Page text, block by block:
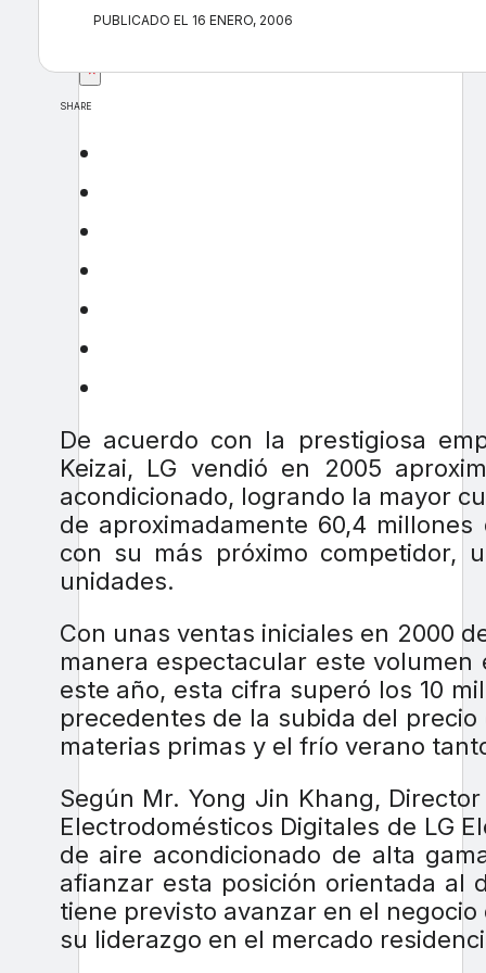
×
PUBLICADO EL 16 ENERO, 2006
SHARE
De acuerdo con la prestigiosa
Keizai, LG vendió en 2005
acondicionado, logrando la mayor
de aproximadamente 60,4
con su más próximo competidor,
unidades.
Con unas ventas iniciales en 2000
manera espectacular este
este año, esta cifra superó los 10
precedentes de la subida del
materias primas y el frío verano
Según Mr. Yong Jin Khang,
Electrodomésticos Digitales de LG
de aire acondicionado de alta
afianzar esta posición orientada al
tiene previsto avanzar en el
su liderazgo en el mercado